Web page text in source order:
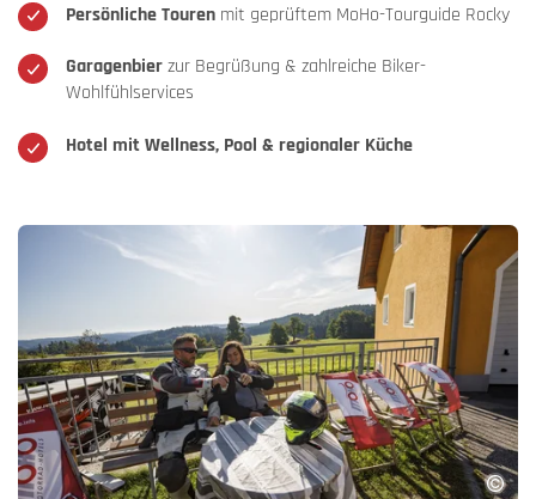
Persönliche Touren mit geprüftem MoHo-Tourguide Rocky
Garagenbierzur Begrüßung & zahlreiche Biker-
Wohlfühlservices
Hotel mit Wellness, Pool & regionaler Küche